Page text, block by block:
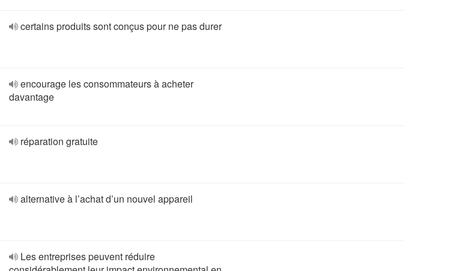
certains produits sont conçus pour ne pas durer
encourage les consommateurs à acheter
davantage
réparation gratuite
alternative à l’achat d’un nouvel appareil
Les entreprises peuvent réduire